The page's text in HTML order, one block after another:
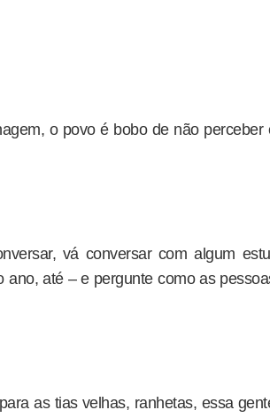
o povo é bobo de não perceber
vá conversar com algum
ano, até – e pergunte como as
as tias velhas, ranhetas, essa